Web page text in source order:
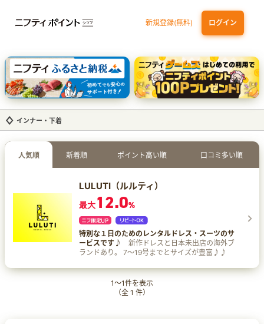
新規登録(無料) ログイン
dカード GOLD 三井住友カード ゴールド（NL）（家族カード発行）
【実質初月無料】DMM | Disney+(ディズニープラス) セットプラン
SBI証券 確定拠出年金（iDeCo）
インナー・下着
人気順 新着順 ポイント高い順 口コミ多い順
LULUTI（ルルティ）
最大12.0%
特別な１日のためのレンタルドレス・スーツのサ
ービスです♪
新作ドレスと日本未出店の海外ブ
ランドあり。 7～19号までとサイズが豊富♪♪
1～1件を表示
（全 1 件）